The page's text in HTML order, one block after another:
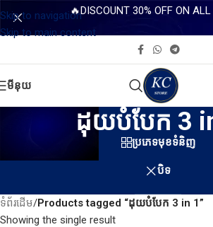
Skip to navigation
Skip to main content
🔥DISCOUNT 30% OFF ON
មីនុយ
ដុយបំបែក 3
ប្រភេទមុខទំនិញ
បិទ
ទំព័រដើម/Products tagged “ដុយបំបែក 3 in 1”
Showing the single result